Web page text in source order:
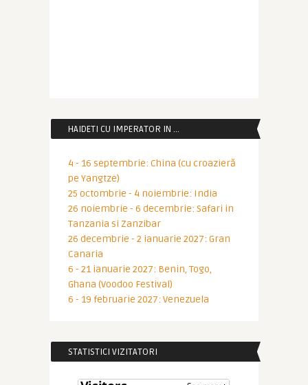
HAIDETI CU IMPERATOR IN …
4 - 16 septembrie: China (cu croazieră
pe Yangtze)
25 octombrie - 4 noiembrie: India
26 noiembrie - 6 decembrie: Safari in
Tanzania si Zanzibar
26 decembrie - 2 ianuarie 2027: Gran
Canaria
6 - 21 ianuarie 2027: Benin, Togo,
Ghana (Voodoo Festival)
6 - 19 februarie 2027: Venezuela
STATISTICI VIZITATORI